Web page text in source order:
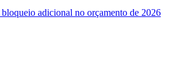
adicional no orçamento de 2026